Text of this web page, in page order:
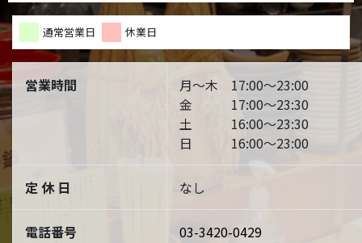
通常営業日 休業日
営業時間
月～木 17:00～23:00
金 17:00～23:30
土 16:00～23:30
日 16:00～23:00
定 休 日 なし
電話番号 03-3420-0429